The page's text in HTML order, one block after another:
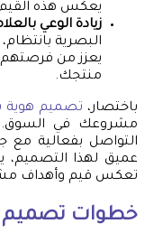
يعكس هذه
زيادة الوعي
البصرية
يعزز من فرصتهم
منتجك.
باختصار، تصميم هوية
مشروعك في السوق.
التواصل بفعالية
عميق لهذا التصميم،
تعكس قيم وأهداف
خطوات تصميم